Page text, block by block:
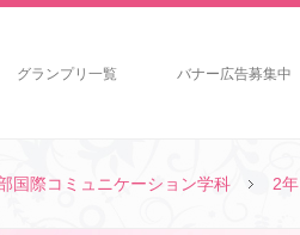
グランプリ一覧 バナー広告募集中
国際コミュニケーション学科 2年